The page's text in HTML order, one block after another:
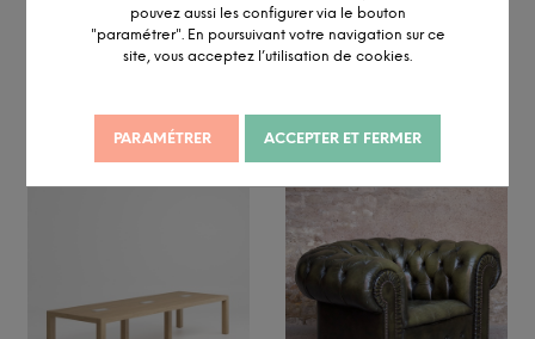
pouvez aussi les configurer via le bouton
"paramétrer". En poursuivant votre navigation sur ce
site, vous acceptez l’utilisation de cookies.
PARAMÉTRER ACCEPTER ET FERMER
BENCH DE 4 DESK EN
À partir de3 759,00€
FAUTEUIL BOHÈME